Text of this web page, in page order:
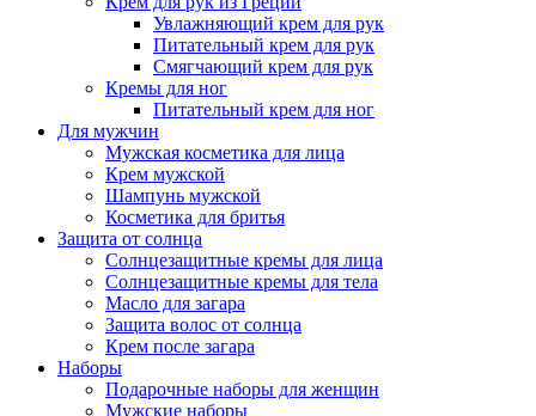
Увлажняющий крем для рук
Питательный крем для рук
Смягчающий крем для рук
Кремы для ног
Питательный крем для ног
Для мужчин
Мужская косметика для лица
Крем мужской
Шампунь мужской
Косметика для бритья
Защита от солнца
Солнцезащитные кремы для лица
Солнцезащитные кремы для тела
Масло для загара
Защита волос от солнца
Крем после загара
Наборы
Подарочные наборы для женщин
Мужские наборы